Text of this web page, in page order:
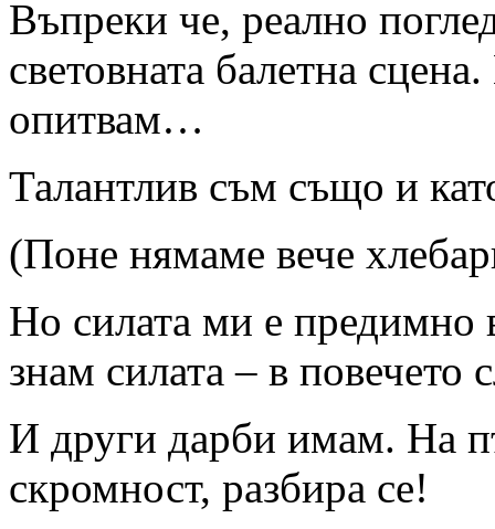
Въпреки че, реално
световната балетна
опитвам…
Талантлив съм също и
(Поне нямаме вече
Но силата ми е предимно
знам силата – в
И други дарби имам. На
скромност, разбира се!